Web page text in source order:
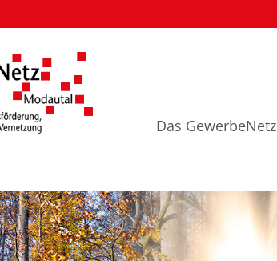
Das GewerbeNetz